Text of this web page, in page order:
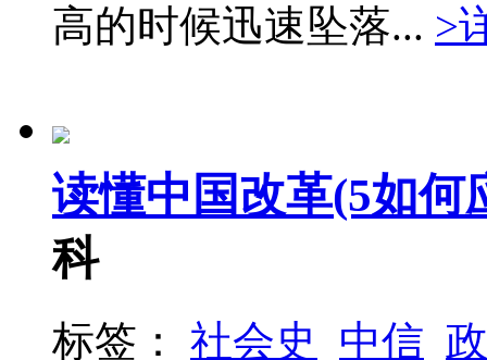
高的时候迅速坠落... >
读懂中国改革(5如何
科
标签： 社会史 中信